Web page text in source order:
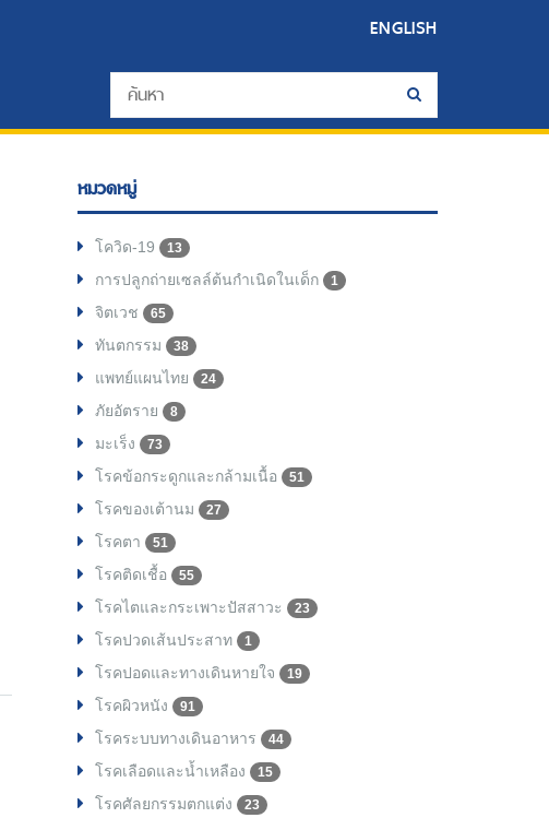
ENGLISH
หมวดหมู่
โควิด-19 13
การปลูกถ่ายเซลล์ต้นกำเนิดในเด็ก 1
จิตเวช 65
ทันตกรรม 38
แพทย์แผนไทย 24
ภัยอัตราย 8
มะเร็ง 73
โรคข้อกระดูกและกล้ามเนื้อ 51
โรคของเต้านม 27
โรคตา 51
โรคติดเชื้อ 55
โรคไตและกระเพาะปัสสาวะ 23
โรคปวดเส้นประสาท 1
โรคปอดและทางเดินหายใจ 19
โรคผิวหนัง 91
โรคระบบทางเดินอาหาร 44
โรคเลือดและน้ำเหลือง 15
โรคศัลยกรรมตกแต่ง 23